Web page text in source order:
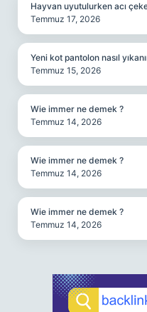
Hayvan uyutulurken acı
Temmuz 17, 2026
Yeni kot pantolon nasıl
Temmuz 15, 2026
Wie immer ne demek ?
Temmuz 14, 2026
Wie immer ne demek ?
Temmuz 14, 2026
Wie immer ne demek ?
Temmuz 14, 2026